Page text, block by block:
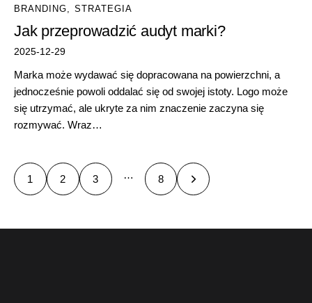
BRANDING, STRATEGIA
Jak przeprowadzić audyt marki?
2025-12-29
Marka może wydawać się dopracowana na powierzchni, a
jednocześnie powoli oddalać się od swojej istoty. Logo może
się utrzymać, ale ukryte za nim znaczenie zaczyna się
rozmywać. Wraz…
1 2 3 … 8
>